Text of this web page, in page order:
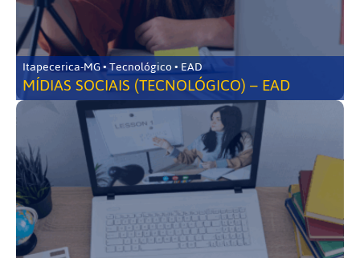
Itapecerica-MG • Tecnológico • EAD
MÍDIAS SOCIAIS (TECNOLÓGICO) – EAD